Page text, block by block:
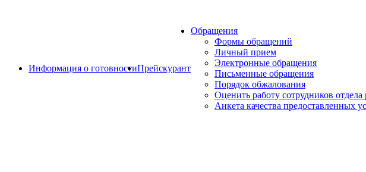
Информация о готовностиПрейскурант
Обращения
Формы обращений
Личный прием
Электронные обращения
Письменные обращения
Порядок обжалования
Оценить работу сотрудников отдела
Анкета качества предоставленных